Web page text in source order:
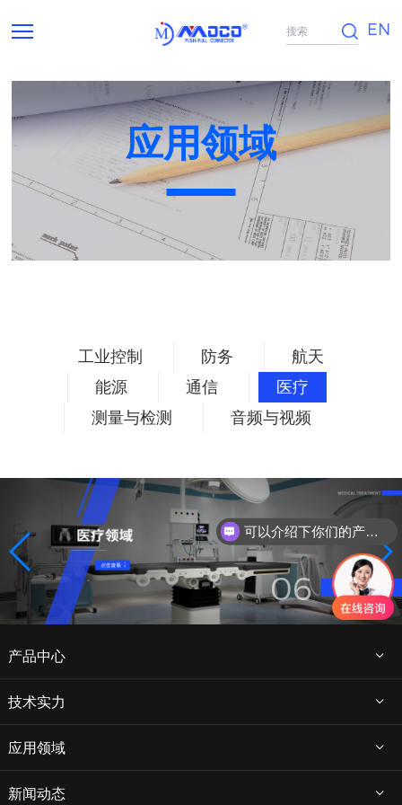
EN
应用领域
工业控制 防务
航天
能源
通信
医疗
测量与检测
音频与视频
06
产品中心
技术实力
应用领域
新闻动态
可以介绍下你们的产品么